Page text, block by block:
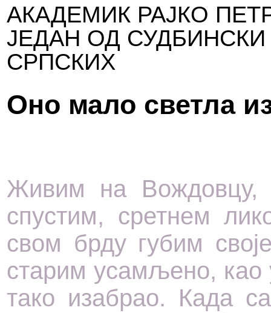
АКАДЕМИК РАЈКО
ЈЕДАН ОД
СРПСКИХ
Оно мало светла
Живим на Вождовцу,
спустим, сретнем
свом брду губим
старим усамљено, као
тако изабрао. Када